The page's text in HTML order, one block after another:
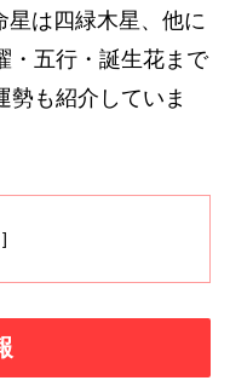
星は四緑木星、他に
・五行・誕生花まで
勢も紹介していま